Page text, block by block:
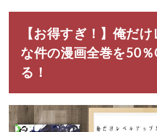
【お得すぎ！】俺だ
な件の漫画全巻を50
る！